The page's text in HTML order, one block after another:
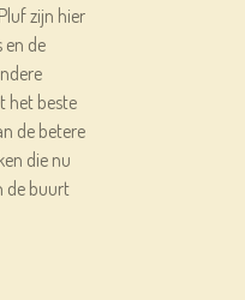
zijn hier
en de
het beste
de betere
die nu
de buurt